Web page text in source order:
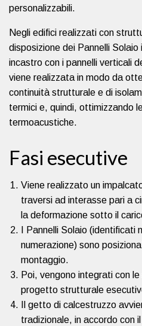
personalizzabili.
Negli edifici realizzati con
disposizione dei Pannelli
incastro con i pannelli verticali
viene realizzata in modo da
continuità strutturale e di
termici e, quindi, ottimizzando
termoacustiche.
Fasi esecutive
Viene realizzato un
traversi ad interasse pari a
la deformazione sotto il
I Pannelli Solaio
numerazione) sono
montaggio.
Poi, vengono integrati con
progetto strutturale
Il getto di calcestruzzo
tradizionale, in accordo con